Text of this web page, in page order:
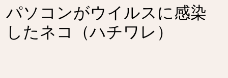
パソコンがウイルスに感染
したネコ（ハチワレ）